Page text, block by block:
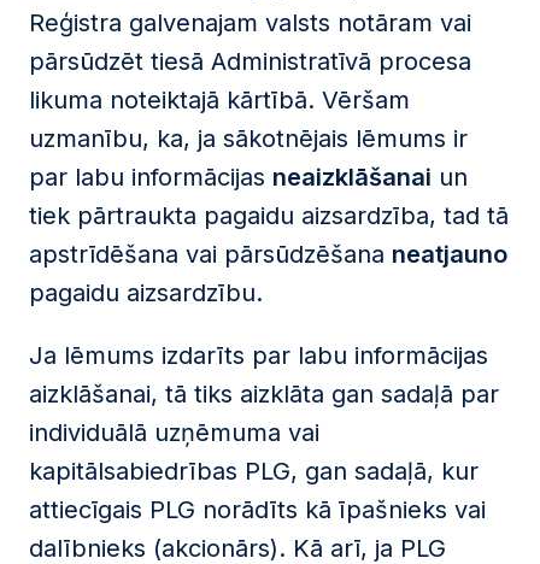
Reģistra galvenajam valsts notāram vai
pārsūdzēt tiesā Administratīvā procesa
likuma noteiktajā kārtībā. Vēršam
uzmanību, ka, ja sākotnējais lēmums ir
par labu informācijas neaizklāšanai un
tiek pārtraukta pagaidu aizsardzība, tad tā
apstrīdēšana vai pārsūdzēšana neatjauno
pagaidu aizsardzību.
Ja lēmums izdarīts par labu informācijas
aizklāšanai, tā tiks aizklāta gan sadaļā par
individuālā uzņēmuma vai
kapitālsabiedrības PLG, gan sadaļā, kur
attiecīgais PLG norādīts kā īpašnieks vai
dalībnieks (akcionārs). Kā arī, ja PLG